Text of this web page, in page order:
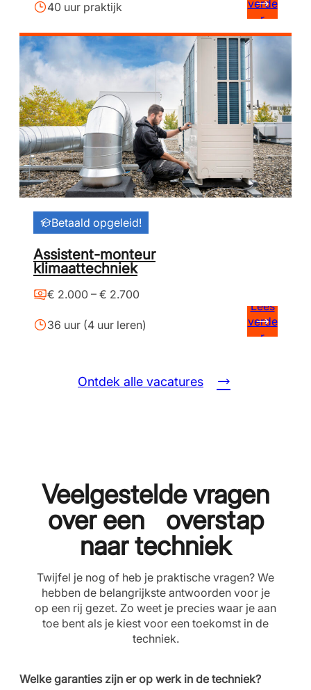
40 uur praktijk
verde
r
Betaald opgeleid!
Assistent-monteur
klimaattechniek
€ 2.000 – € 2.700
36 uur (4 uur leren)
Lees
verde
r
Ontdek alle vacatures
Veelgestelde vragen
over een overstap
naar techniek
Twijfel je nog of heb je praktische vragen? We
hebben de belangrijkste antwoorden voor je
op een rij gezet. Zo weet je precies waar je aan
toe bent als je kiest voor een toekomst in de
techniek.
Welke garanties zijn er op werk in de techniek?